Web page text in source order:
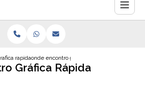
rapidaonde encontro grafica rapida sapopemba
Gráfica Rápida